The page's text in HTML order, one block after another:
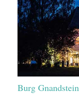
Burg Gnandstein